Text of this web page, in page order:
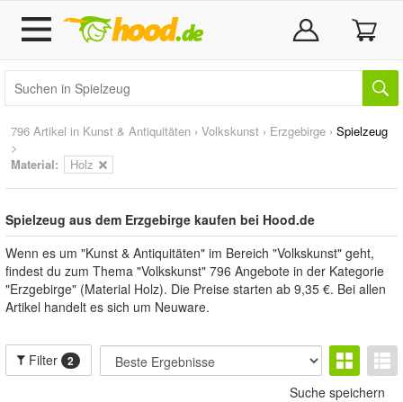
796 Artikel in Kunst & Antiquitäten › Volkskunst › Erzgebirge › Spielzeug
>
Material:
Holz
Spielzeug aus dem Erzgebirge kaufen bei Hood.de
Wenn es um "Kunst & Antiquitäten" im Bereich "Volkskunst" geht,
findest du zum Thema "Volkskunst" 796 Angebote in der Kategorie
"Erzgebirge" (Material Holz). Die Preise starten ab 9,35 €. Bei allen
Artikel handelt es sich um Neuware.
Filter 2
Suche speichern